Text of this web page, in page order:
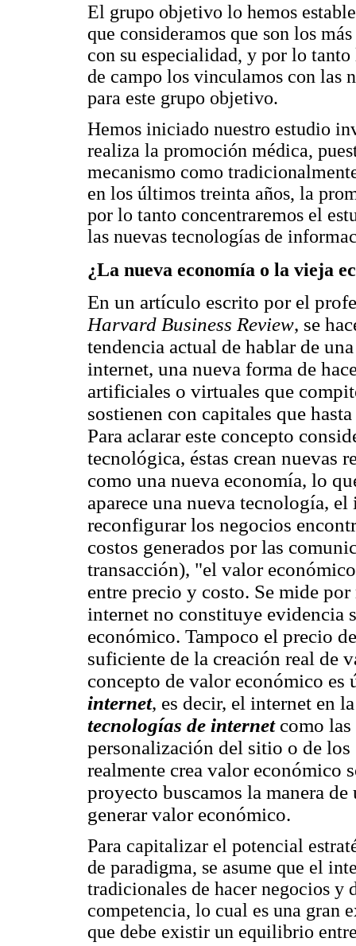
El grupo objetivo lo hemos
que consideramos que son los
con su especialidad, y por lo
de campo los vinculamos con las
para este grupo objetivo.
Hemos iniciado nuestro estudio
realiza la promoción médica,
mecanismo como
en los últimos treinta años, la
por lo tanto concentraremos el
las nuevas tecnologías de
¿La nueva economía o la vieja
En un artículo escrito por el
Harvard Business Review, se
tendencia actual de hablar de
internet, una nueva forma de
artificiales o virtuales que
sostienen con capitales que
Para aclarar este concepto
tecnológica, éstas crean nuevas
como una nueva economía, lo
aparece una nueva tecnología,
reconfigurar los negocios
costos generados por las
transacción), "el valor
entre precio y costo. Se mide
internet no constituye evidencia
económico. Tampoco el precio
suficiente de la creación real de
concepto de valor económico
internet, es decir, el internet en
tecnologías de internetcomo las
personalización del sitio o de
realmente crea valor económico
proyecto buscamos la manera
generar valor económico.
Para capitalizar el potencial
de paradigma, se asume que el
tradicionales de hacer negocios y
competencia, lo cual es una gran
que debe existir un equilibrio